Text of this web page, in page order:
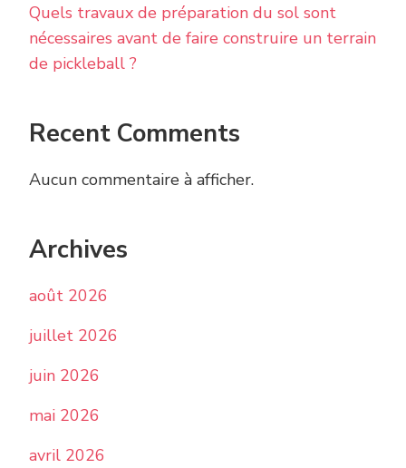
Quels travaux de préparation du sol sont
nécessaires avant de faire construire un terrain
de pickleball ?
Recent Comments
Aucun commentaire à afficher.
Archives
août 2026
juillet 2026
juin 2026
mai 2026
avril 2026